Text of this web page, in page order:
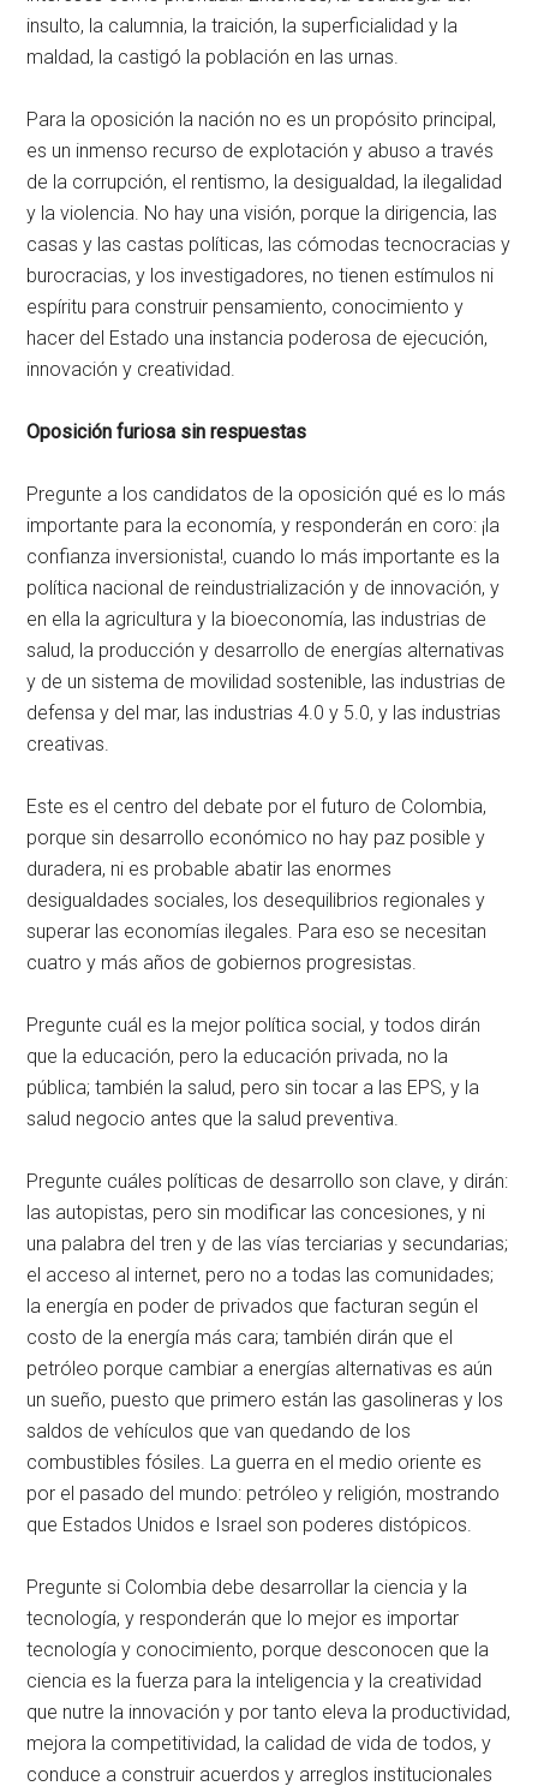
insulto, la calumnia, la traición, la superficialidad y la
maldad, la castigó la población en las urnas.
Para la oposición la nación no es un propósito principal,
es un inmenso recurso de explotación y abuso a través
de la corrupción, el rentismo, la desigualdad, la ilegalidad
y la violencia. No hay una visión, porque la dirigencia, las
casas y las castas políticas, las cómodas tecnocracias y
burocracias, y los investigadores, no tienen estímulos ni
espíritu para construir pensamiento, conocimiento y
hacer del Estado una instancia poderosa de ejecución,
innovación y creatividad.
Oposición furiosa sin respuestas
Pregunte a los candidatos de la oposición qué es lo más
importante para la economía, y responderán en coro: ¡la
confianza inversionista!, cuando lo más importante es la
política nacional de reindustrialización y de innovación, y
en ella la agricultura y la bioeconomía, las industrias de
salud, la producción y desarrollo de energías alternativas
y de un sistema de movilidad sostenible, las industrias de
defensa y del mar, las industrias 4.0 y 5.0, y las industrias
creativas.
Este es el centro del debate por el futuro de Colombia,
porque sin desarrollo económico no hay paz posible y
duradera, ni es probable abatir las enormes
desigualdades sociales, los desequilibrios regionales y
superar las economías ilegales. Para eso se necesitan
cuatro y más años de gobiernos progresistas.
Pregunte cuál es la mejor política social, y todos dirán
que la educación, pero la educación privada, no la
pública; también la salud, pero sin tocar a las EPS, y la
salud negocio antes que la salud preventiva.
Pregunte cuáles políticas de desarrollo son clave, y dirán:
las autopistas, pero sin modificar las concesiones, y ni
una palabra del tren y de las vías terciarias y secundarias;
el acceso al internet, pero no a todas las comunidades;
la energía en poder de privados que facturan según el
costo de la energía más cara; también dirán que el
petróleo porque cambiar a energías alternativas es aún
un sueño, puesto que primero están las gasolineras y los
saldos de vehículos que van quedando de los
combustibles fósiles. La guerra en el medio oriente es
por el pasado del mundo: petróleo y religión, mostrando
que Estados Unidos e Israel son poderes distópicos.
Pregunte si Colombia debe desarrollar la ciencia y la
tecnología, y responderán que lo mejor es importar
tecnología y conocimiento, porque desconocen que la
ciencia es la fuerza para la inteligencia y la creatividad
que nutre la innovación y por tanto eleva la productividad,
mejora la competitividad, la calidad de vida de todos, y
conduce a construir acuerdos y arreglos institucionales